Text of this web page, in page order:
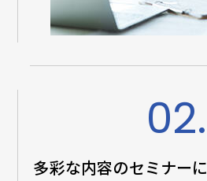
02.
多彩な内容のセミナーに